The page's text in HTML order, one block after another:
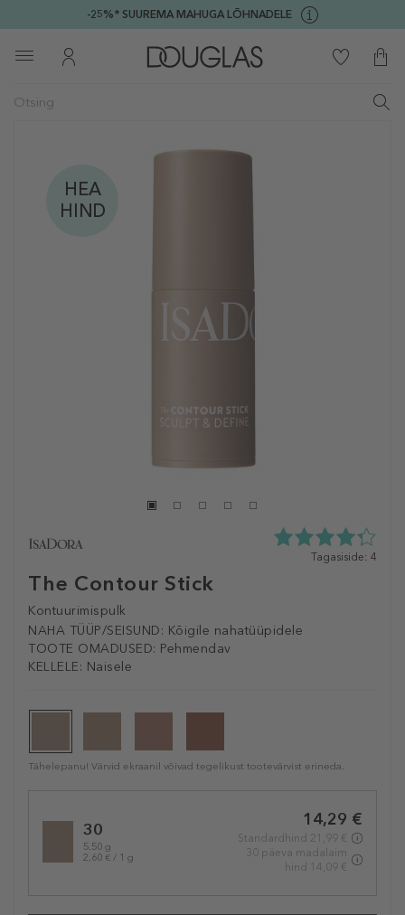
-25%* SUUREMA MAHUGA LÕHNADELE
HEA
HIND
The Contour Stick
Kontuurimispulk
NAHA TÜÜP/SEISUND: Kõigile nahatüüpidele
TOOTE OMADUSED: Pehmendav
KELLELE: Naisele
4.3
Tagasiside: 4
Tähelepanu! Värvid ekraanil võivad tegelikust tootevärvist erineda.
variation30
5.50 g
2,60 € / 1 g
14,29 €
Standardhind 21,99 €
30 päeva madalaim
hind 14,09 €